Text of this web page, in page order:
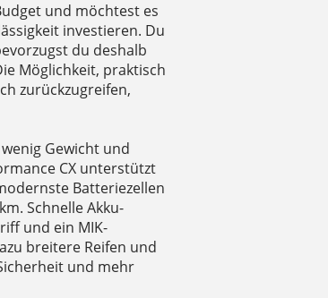
und möchtest es
investieren. Du
du deshalb
Möglichkeit, praktisch
zurückzugreifen,
Gewicht und
CX unterstützt
Batteriezellen
Schnelle Akku-
und ein MIK-
breitere Reifen und
und mehr